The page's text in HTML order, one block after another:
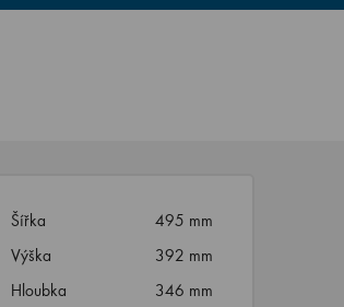
Šířka
495 mm
Výška
392 mm
Hloubka
346 mm